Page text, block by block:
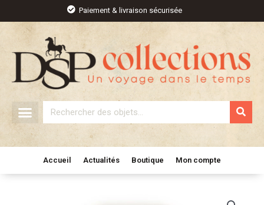
contenu
Paiement & livraison sécurisée
Rechercher
Accueil Actualités Boutique Mon compte